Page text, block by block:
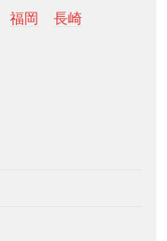
福岡
長崎